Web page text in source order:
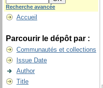
Recherche avancée
Accueil
Parcourir le dépôt par :
Communautés et collections
Issue Date
Author
Title